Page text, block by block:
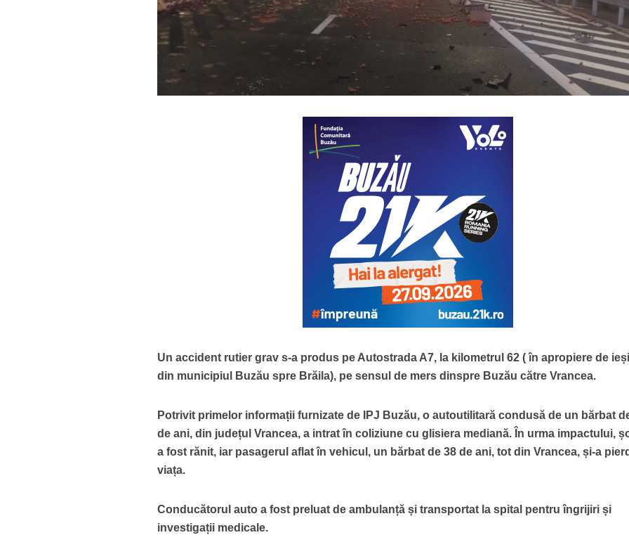
Un accident rutier grav s-a produs pe Autostrada A7, la kilometrul 62 ( în apropiere de
din municipiul Buzău spre Brăila), pe sensul de mers dinspre Buzău către Vrancea.
Potrivit primelor informații furnizate de IPJ Buzău, o autoutilitară condusă de un bărbat
de ani, din județul Vrancea, a intrat în coliziune cu glisiera mediană. În urma impactului,
a fost rănit, iar pasagerul aflat în vehicul, un bărbat de 38 de ani, tot din Vrancea, și-a
viața.
Conducătorul auto a fost preluat de ambulanță și transportat la spital pentru îngrijiri și
investigații medicale.